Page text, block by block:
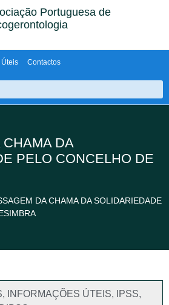
Portuguesa de
Úteis Contactos
DA
PELO CONCELHO DE
DA CHAMA DA SOLIDARIEDADE
, INFORMAÇÕES ÚTEIS, IPSS,